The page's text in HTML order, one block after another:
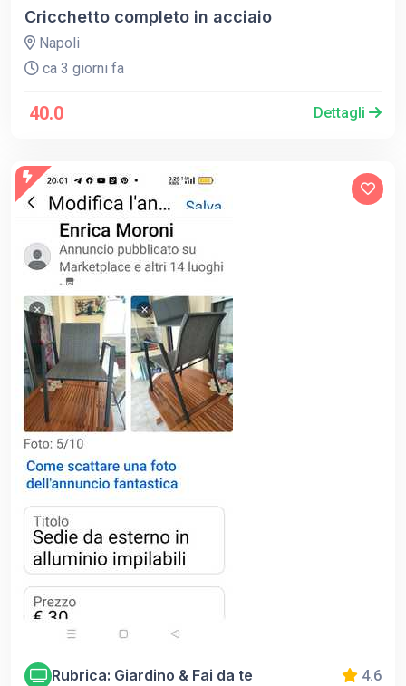
Cricchetto completo in acciaio
Napoli
ca 3 giorni fa
40.0 Dettagli
Rubrica: Giardino & Fai da te 4.6